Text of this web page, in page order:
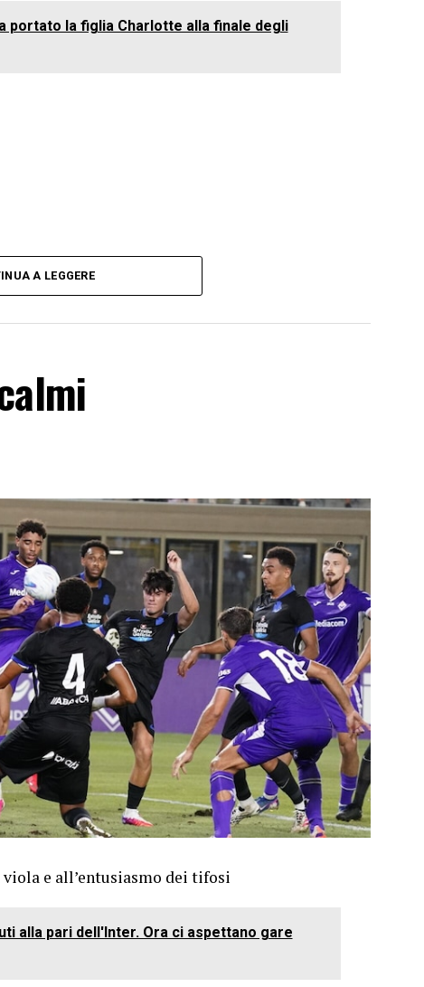
portato la figlia Charlotte alla finale degli
A LEGGERE
e all’entusiasmo dei tifosi
alla pari dell'Inter. Ora ci aspettano gare